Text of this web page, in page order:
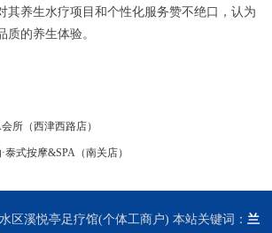
养生水疗项目和个性化服务赞不绝口，认为
质的养生体验。
所（西津西路店）
泰式按摩&SPA（南关店）
区溪悦亭足疗馆(个体工商户) 本站关键词： 兰